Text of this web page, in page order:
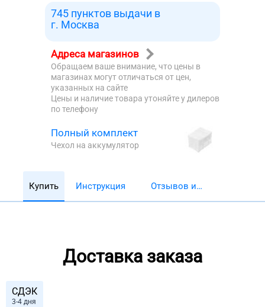
745 пунктов выдачи в
г. Москва
Адреса магазинов
Обращаем ваше внимание, что цены в
магазинах могут отличаться от цен,
указанных на сайте
Цены и наличие товара утоняйте у дилеров
по телефону
Полный комплект
Чехол на аккумулятор
Купить Инструкция
Отзывов и
Доставка заказа
СДЭК
3-4 дня